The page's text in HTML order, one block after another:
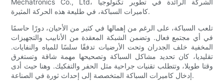
Mechatronics Co., Ltd، الشركة الرائدة في تطوير تكنولوجيا
كاميرات السباكة، في طليعة هذه الحركة المثيرة.
تلعب السباكة، على الرغم من إهمالها في كثير من الأحيان، دورًا حاسمًا
في أي مجتمع فعال. وتضمن الشبكة المعقدة من الأنابيب والتجهيزات
المخفية خلف الجدران وتحت الأرضيات تدفقًا سلسًا للمياه والنفايات.
تقليديا، كان تحديد مشاكل السباكة وتصحيحها مهمة شاقة وتستغرق
وقتا طويلا، وتتطلب تقنيات جراحية مثل الحفر والتفكيك. وهنا حيث أدى
إدخال كاميرات السباكة المتخصصة إلى إحداث ثورة في الصناعة.